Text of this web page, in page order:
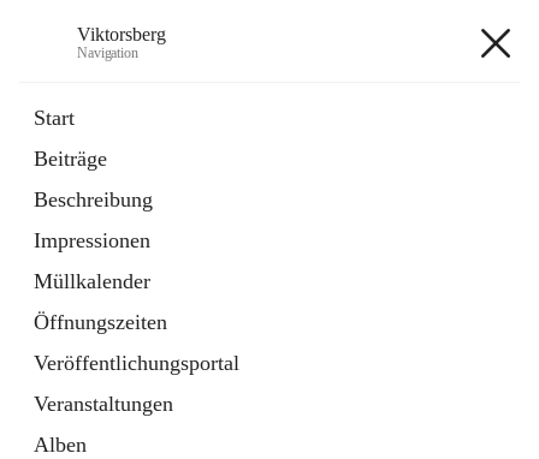
Viktorsberg
Navigation
Start
Beiträge
Beschreibung
Impressionen
Müllkalender
Öffnungszeiten
Veröffentlichungsportal
Veranstaltungen
Alben
1 Schnellzugriff
Bürgerservice
10 Schnellzugriffe